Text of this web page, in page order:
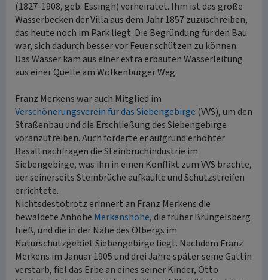
(1827-1908, geb. Essingh) verheiratet. Ihm ist das große
Wasserbecken der Villa aus dem Jahr 1857 zuzuschreiben,
das heute noch im Park liegt. Die Begründung für den Bau
war, sich dadurch besser vor Feuer schützen zu können.
Das Wasser kam aus einer extra erbauten Wasserleitung
aus einer Quelle am Wolkenburger Weg.
Franz Merkens war auch Mitglied im
Verschönerungsverein für das Siebengebirge (VVS), um den
Straßenbau und die Erschließung des Siebengebirge
voranzutreiben. Auch förderte er aufgrund erhöhter
Basaltnachfragen die Steinbruchindustrie im
Siebengebirge, was ihn in einen Konflikt zum VVS brachte,
der seinerseits Steinbrüche aufkaufte und Schutzstreifen
errichtete.
Nichtsdestotrotz erinnert an Franz Merkens die
bewaldete Anhöhe Merkenshöhe, die früher Brüngelsberg
hieß, und die in der Nähe des Ölbergs im
Naturschutzgebiet Siebengebirge liegt. Nachdem Franz
Merkens im Januar 1905 und drei Jahre später seine Gattin
verstarb, fiel das Erbe an eines seiner Kinder, Otto